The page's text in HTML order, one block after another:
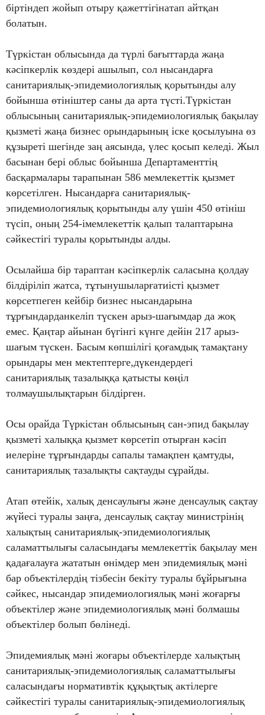
біртіндеп жойып отыру қажеттігінатап айтқан
болатын.
Түркістан облысында да түрлі бағыттарда жаңа
кәсіпкерлік көздері ашылып, сол нысандарға
санитариялық-эпидемиологиялық қорытынды алу
бойынша өтініштер саны да арта түсті.Түркістан
облысының санитариялық-эпидемиологиялық бақылау
қызметі жаңа бизнес орындарының іске қосылуына өз
құзыреті шегінде заң аясында, үлес қосып келеді. Жыл
басынан бері облыс бойынша Департаменттің
басқармалары тарапынан 586 мемлекеттік қызмет
көрсетілген. Нысандарға санитариялық-
эпидемиологиялық қорытынды алу үшін 450 өтініш
түсіп, оның 254-імемлекеттік қалып талаптарына
сәйкестігі туралы қорытынды алды.
Осылайша бір тараптан кәсіпкерлік саласына қолдау
білдіріліп жатса, тұтынушыларғатиісті қызмет
көрсетпеген кейбір бизнес нысандарына
тұрғындарданкеліп түскен арыз-шағымдар да жоқ
емес. Қаңтар айынан бүгінгі күнге дейін 217 арыз-
шағым түскен. Басым көпшілігі қоғамдық тамақтану
орындары мен мектептерге,дүкендердегі
санитариялық тазалыққа қатысты көңіл
толмаушылықтарын білдірген.
Осы орайда Түркістан облысының сан-эпид бақылау
қызметі халыққа қызмет көрсетіп отырған кәсіп
иелеріне тұрғындарды сапалы тамақпен қамтуды,
санитариялық тазалықты сақтауды сұрайды.
Атап өтейік, халық денсаулығы және денсаулық сақтау
жүйесі туралы заңға, денсаулық сақтау министрінің
халықтың санитариялық-эпидемиологиялық
саламаттылығы саласындағы мемлекеттік бақылау мен
қадағалауға жататын өнімдер мен эпидемиялық мәні
бар объектілердің тізбесін бекіту туралы бұйрығына
сәйкес, нысандар эпидемиологиялық мәні жоғарғы
объектілер және эпидемиологиялық мәні болмашы
объектілер болып бөлінеді.
Эпидемиялық мәні жоғары объектілерде халықтың
санитариялық-эпидемиологиялық саламаттылығы
саласындағы нормативтік құқықтық актілерге
сәйкестігі туралы санитариялық-эпидемиологиялық